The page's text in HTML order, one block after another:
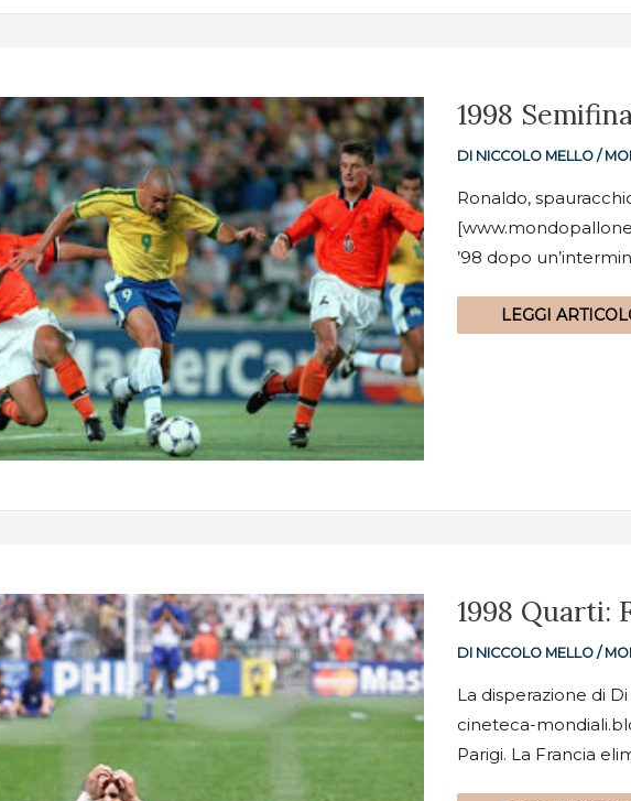
1998
DI NICCOLO MELLO /
Ronaldo,
’98 dopo
1998
SEMIFINALI:
OLANDA
5-
DR
1)
LEGGI
1998 Quarti:
DI NICCOLO MELLO /
La disperazione di
cineteca-
Parigi. La Francia
1998
QUARTI:
FRANCIA-
ITALIA
4-
DR
(0-
0)